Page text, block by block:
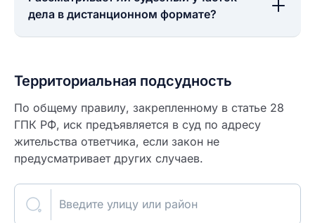
дела в дистанционном формате?
Территориальная подсудность
По общему правилу, закрепленному в статье 28
ГПК РФ, иск предъявляется в суд по адресу
жительства ответчика, если закон не
предусматривает других случаев.
Введите улицу или район